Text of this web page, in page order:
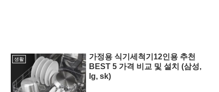
생활
가정용 식기세척기12인용 추천
BEST 5 가격 비교 및 설치 (삼성,
lg, sk)